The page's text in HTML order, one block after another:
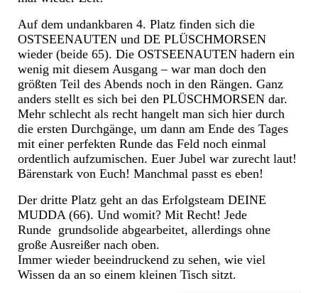
Auf dem undankbaren 4. Platz finden sich die
OSTSEENAUTEN und DE PLÜSCHMORSEN
wieder (beide 65). Die OSTSEENAUTEN hadern ein
wenig mit diesem Ausgang – war man doch den
größten Teil des Abends noch in den Rängen. Ganz
anders stellt es sich bei den PLÜSCHMORSEN dar.
Mehr schlecht als recht hangelt man sich hier durch
die ersten Durchgänge, um dann am Ende des Tages
mit einer perfekten Runde das Feld noch einmal
ordentlich aufzumischen. Euer Jubel war zurecht laut!
Bärenstark von Euch! Manchmal passt es eben!
Der dritte Platz geht an das Erfolgsteam DEINE
MUDDA (66). Und womit? Mit Recht! Jede
Runde grundsolide abgearbeitet, allerdings ohne
große Ausreißer nach oben.
Immer wieder beeindruckend zu sehen, wie viel
Wissen da an so einem kleinen Tisch sitzt.